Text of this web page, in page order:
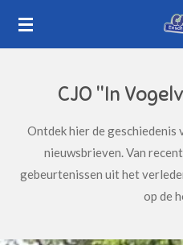
Ga
hoofdinhoudCJO "In
Ontdek hier de geschiedenis
nieuwsbrieven. Van
gebeurtenissen uit het
op de